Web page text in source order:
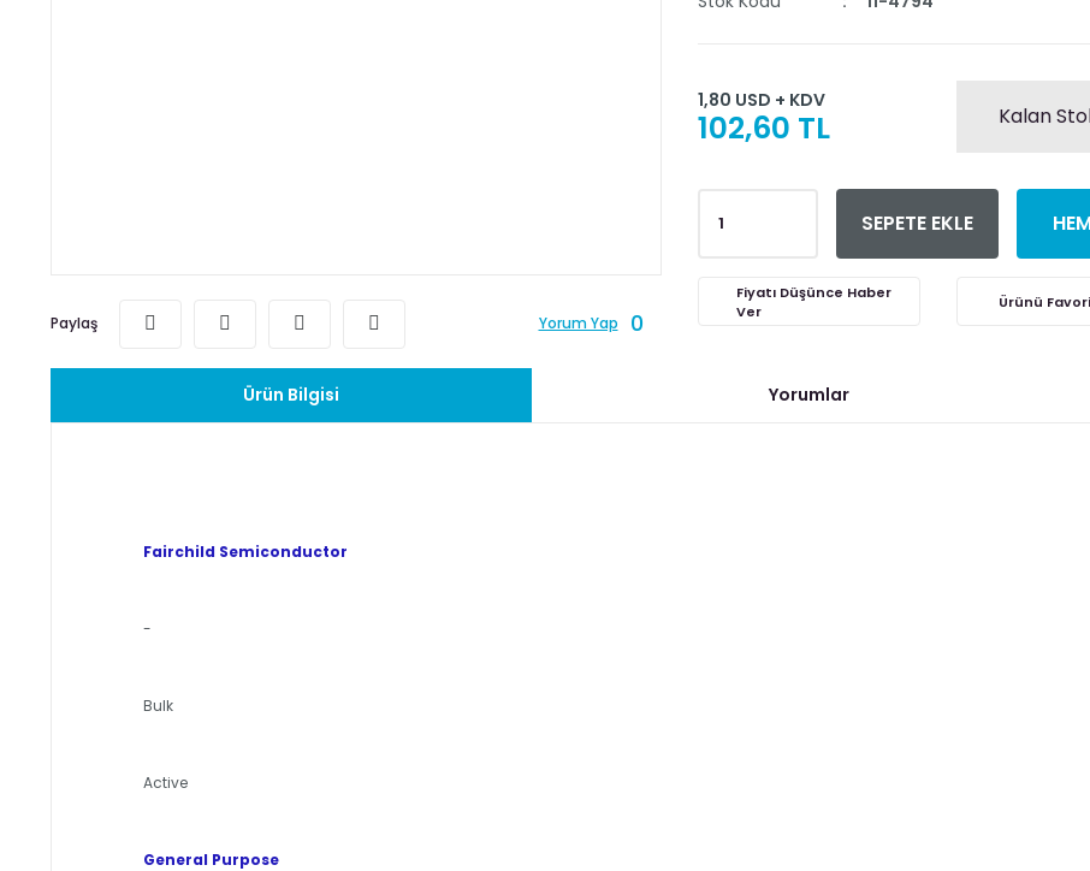
Paylaş Yorum Yap 0
1,80 USD + KDV
102,60 TL Kalan
SEPETE EKLE
Fiyatı Düşünce Haber
Ver
Ürün Bilgisi Yorumlar
Fairchild Semiconductor
-
Bulk
Active
General Purpose